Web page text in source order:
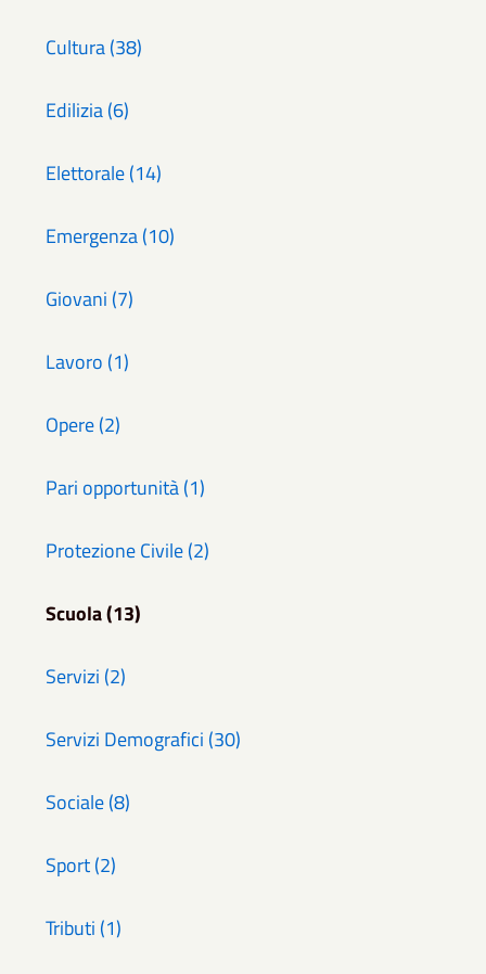
Cultura (38)
Edilizia (6)
Elettorale (14)
Emergenza (10)
Giovani (7)
Lavoro (1)
Opere (2)
Pari opportunità (1)
Protezione Civile (2)
Scuola (13)
Servizi (2)
Servizi Demografici (30)
Sociale (8)
Sport (2)
Tributi (1)